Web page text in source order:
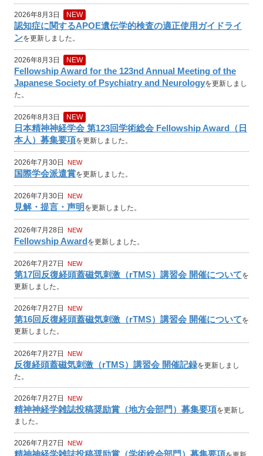
2026年8月3日 NEW
認知症に関するAPOE遺伝学的検査の適正使用ガイドライ
ンを更新しました。
2026年8月3日 NEW
Fellowship Award for the 123nd Annual Meeting of the
Japanese Society of Psychiatry and Neurologyを更新しまし
た。
2026年8月3日 NEW
日本精神神経学会 第123回学術総会 Fellowship Award（日
本人）募集要項を更新しました。
2026年7月30日 NEW
国際学会派遣賞を更新しました。
2026年7月30日 NEW
見解・提言・声明 を更新しました。
2026年7月28日 NEW
Fellowship Award を更新しました。
2026年7月27日 NEW
第17回反復経頭蓋磁気刺激（rTMS）講習会 開催についてを
更新しました。
2026年7月27日 NEW
第16回反復経頭蓋磁気刺激（rTMS）講習会 開催についてを
更新しました。
2026年7月27日 NEW
反復経頭蓋磁気刺激（rTMS）講習会 開催記録を更新しまし
た。
2026年7月27日 NEW
精神神経学雑誌投稿奨励賞（地方会部門）募集要項を更新し
ました。
2026年7月27日 NEW